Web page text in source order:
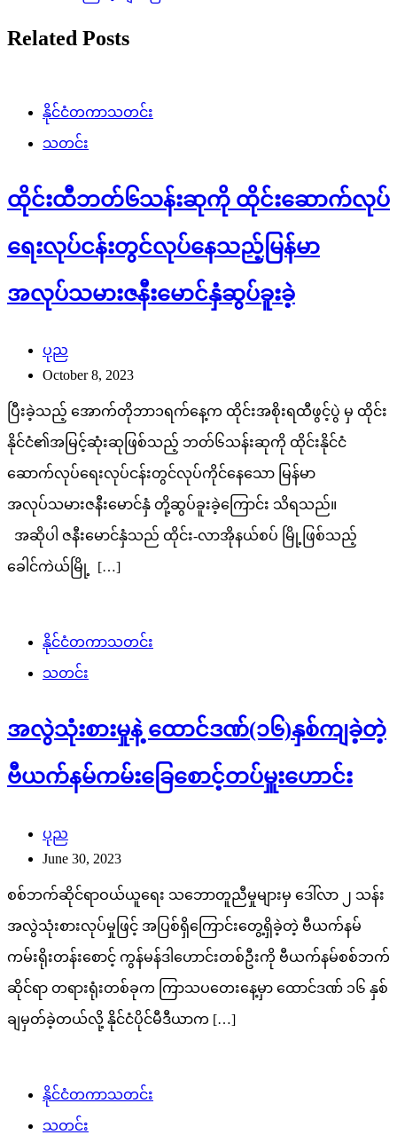
Related Posts
နိုင်ငံတကာသတင်း
သတင်း
ထိုင်းထီဘတ်၆သန်းဆုကို ထိုင်းဆောက်လုပ်
ရေးလုပ်ငန်းတွင်လုပ်နေသည့်မြန်မာ
အလုပ်သမားဇနီးမောင်နှံဆွပ်ခူးခဲ့
ပုည
October 8, 2023
ပြီးခဲ့သည့် အောက်တိုဘာ၁ရက်နေ့က ထိုင်းအစိုးရထီဖွင့်ပွဲ မှ ထိုင်း
နိုင်ငံ၏အမြင့်ဆုံးဆုဖြစ်သည့် ဘတ်၆သန်းဆုကို ထိုင်းနိုင်ငံ
ဆောက်လုပ်ရေးလုပ်ငန်းတွင်လုပ်ကိုင်နေသော မြန်မာ
အလုပ်သမားဇနီးမောင်နှံ တို့ဆွပ်ခူးခဲ့ကြောင်း သိရသည်။
အဆိုပါ ဇနီးမောင်နှံသည် ထိုင်း-လာအိုနယ်စပ် မြို့ဖြစ်သည့်
ခေါင်ကဲယ်မြို့ […]
နိုင်ငံတကာသတင်း
သတင်း
အလွဲသုံးစားမှုနဲ့ ထောင်ဒဏ်(၁၆)နှစ်ကျခဲ့တဲ့
ဗီယက်နမ်ကမ်းခြေစောင့်တပ်မှူးဟောင်း
ပုည
June 30, 2023
စစ်ဘက်ဆိုင်ရာဝယ်ယူရေး သဘောတူညီမှုများမှ ဒေါ်လာ ၂ သန်း
အလွဲသုံးစားလုပ်မှုဖြင့် အပြစ်ရှိကြောင်းတွေ့ရှိခဲ့တဲ့ ဗီယက်နမ်
ကမ်းရိုးတန်းစောင့် ကွန်မန်ဒါဟောင်းတစ်ဦးကို ဗီယက်နမ်စစ်ဘက်
ဆိုင်ရာ တရားရုံးတစ်ခုက ကြာသပတေးနေ့မှာ ထောင်ဒဏ် ၁၆ နှစ်
ချမှတ်ခဲ့တယ်လို့ နိုင်ငံပိုင်မီဒီယာက […]
နိုင်ငံတကာသတင်း
သတင်း